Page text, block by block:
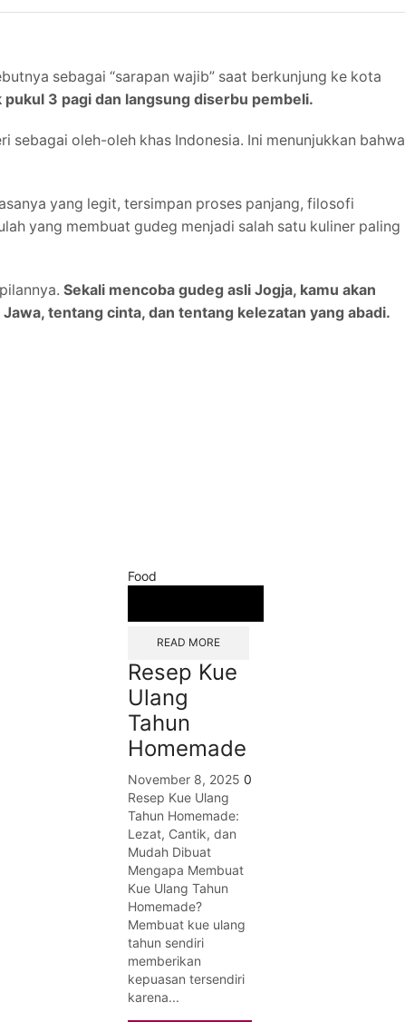
sebagai “sarapan wajib” saat berkunjung ke kota
3 pagi dan langsung diserbu pembeli.
sebagai oleh-oleh khas Indonesia. Ini menunjukkan bahwa
yang legit, tersimpan proses panjang, filosofi
yang membuat gudeg menjadi salah satu kuliner paling
Sekali mencoba gudeg asli Jogja, kamu akan
tentang cinta, dan tentang kelezatan yang abadi.
Food
READ MORE
Resep Kue
Ulang
Tahun
Homemade
November 8, 2025 0
Resep Kue Ulang
Tahun Homemade:
Lezat, Cantik, dan
Mudah Dibuat
Mengapa Membuat
Kue Ulang Tahun
Homemade?
Membuat kue ulang
tahun sendiri
memberikan
kepuasan tersendiri
karena...